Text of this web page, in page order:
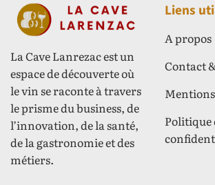
La Cave Lanrezac est un
espace de découverte où
le vin se raconte à travers
le prisme du business, de
l’innovation, de la santé,
de la gastronomie et des
métiers.
Liens
A propos
Contact
Politique